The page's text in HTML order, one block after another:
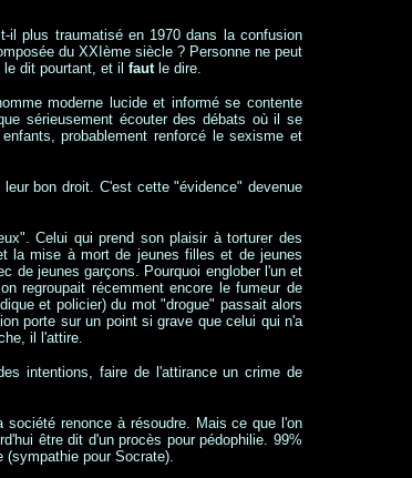
il plus traumatisé en 1970 dans la confusion
du XXIème siècle ? Personne ne peut
dit pourtant, et il fautle dire.
moderne lucide et informé se contente
sérieusement écouter des débats où il se
probablement renforcé le sexisme et
bon droit. C'est cette "évidence" devenue
Celui qui prend son plaisir à torturer des
la mise à mort de jeunes filles et de jeunes
de jeunes garçons. Pourquoi englober l'un et
regroupait récemment encore le fumeur de
et policier) du mot "drogue" passait alors
porte sur un point si grave que celui qui n'a
il l'attire.
intentions, faire de l'attirance un crime de
renonce à résoudre. Mais ce que l'on
être dit d'un procès pour pédophilie. 99%
(sympathie pour Socrate).